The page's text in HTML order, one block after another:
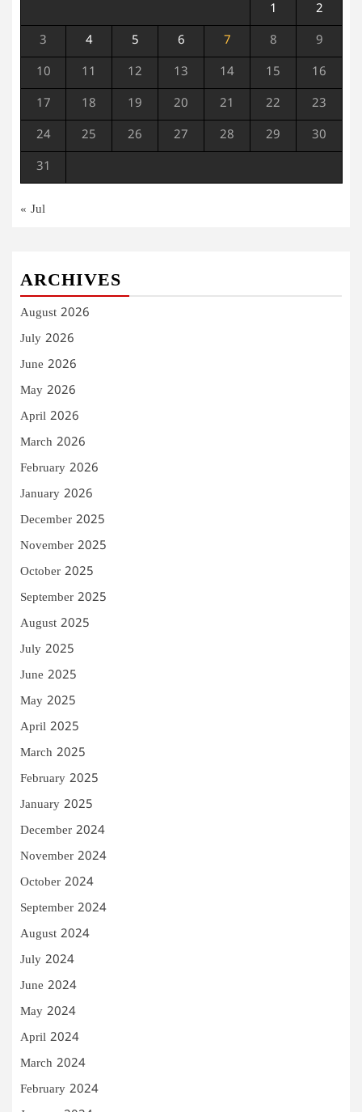
1 2
3 4 5 6 7 8 9
10 11 12 13 14 15 16
17 18 19 20 21 22 23
24 25 26 27 28 29 30
31
« Jul
ARCHIVES
August 2026
July 2026
June 2026
May 2026
April 2026
March 2026
February 2026
January 2026
December 2025
November 2025
October 2025
September 2025
August 2025
July 2025
June 2025
May 2025
April 2025
March 2025
February 2025
January 2025
December 2024
November 2024
October 2024
September 2024
August 2024
July 2024
June 2024
May 2024
April 2024
March 2024
February 2024